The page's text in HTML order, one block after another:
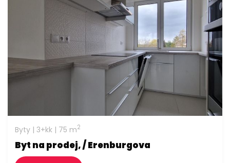
Byty | 3+kk | 75 m2
Byt na prodej, / Erenburgova